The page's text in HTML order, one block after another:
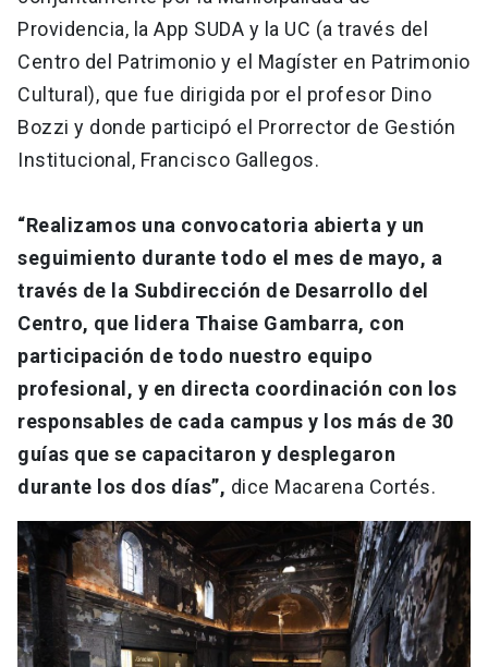
Providencia, la App SUDA y la UC (a través del
Centro del Patrimonio y el Magíster en Patrimonio
Cultural), que fue dirigida por el profesor Dino
Bozzi y donde participó el Prorrector de Gestión
Institucional, Francisco Gallegos.
“Realizamos una convocatoria abierta y un
seguimiento durante todo el mes de mayo, a
través de la Subdirección de Desarrollo del
Centro, que lidera Thaise Gambarra, con
participación de todo nuestro equipo
profesional, y en directa coordinación con los
responsables de cada campus y los más de 30
guías que se capacitaron y desplegaron
durante los dos días”, dice Macarena Cortés.